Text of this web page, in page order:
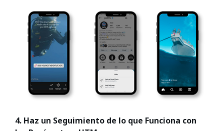
4. Haz un Seguimiento de lo que Funciona con